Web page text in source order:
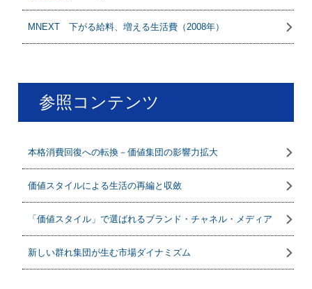
MNEXT 下がる給料、増える生活費（2008年）
参照コンテンツ
本格消費回復への転換－価値集団の影響力拡大
価値スタイルによる生活の再編と収斂
「価値スタイル」で選ばれるブランド・チャネル・メディア
新しい群れ集団が生む市場ダイナミズム